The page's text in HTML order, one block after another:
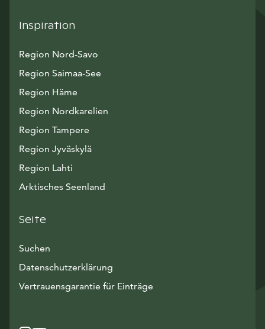
Inspiration
Region Nord-Savo
Region Saimaa-See
Region Häme
Region Nordkarelien
Region Tampere
Region Jyväskylä
Region Lahti
Arktisches Seenland
Seite
Suchen
Datenschutzerklärung
Vertrauensgarantie für Einträge